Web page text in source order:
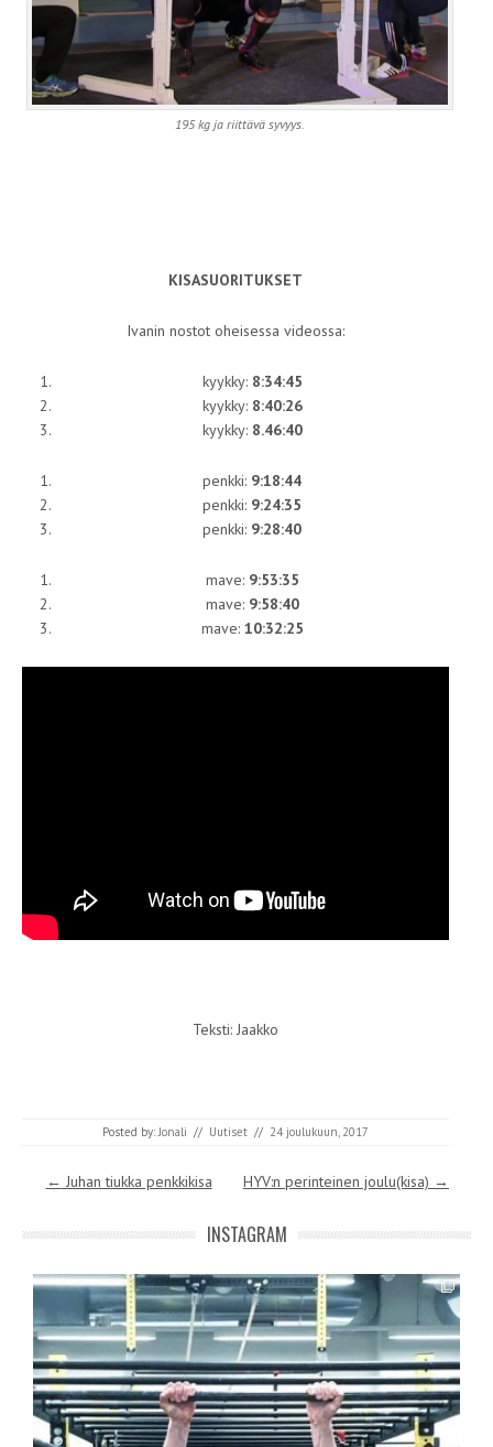
195 kg ja riittävä syvyys.
KISASUORITUKSET
Ivanin nostot oheisessa videossa:
kyykky: 8:34:45
kyykky: 8:40:26
kyykky: 8.46:40
penkki: 9:18:44
penkki: 9:24:35
penkki: 9:28:40
mave: 9:53:35
mave: 9:58:40
mave: 10:32:25
Teksti: Jaakko
Posted by:Jonali // Uutiset // 24 joulukuun, 2017
Post navigation
← Juhan tiukka penkkikisa HYV:n perinteinen joulu(kisa) →
INSTAGRAM